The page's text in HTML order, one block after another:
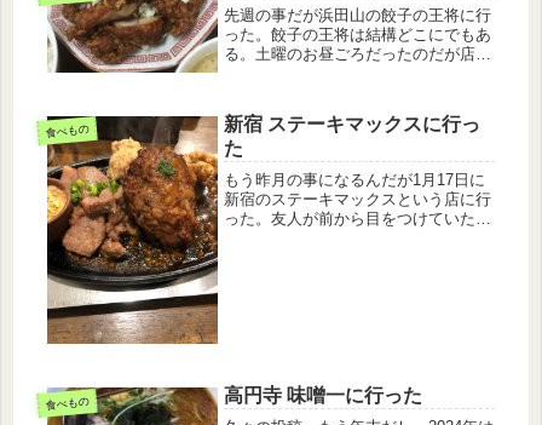
先週の事だが浜田山の餃子の王将に行
った。餃子の王将は結構どこにでもあ
る。土曜のお昼ごろだったのだが店は
円)をたのむ。カラッと揚がっていて
おいしい。味はやや甘めの味付け油...
食べもの
新宿 ステーキマックスに行っ
た
もう昨月の事になるんだが1月17日に
新宿のステーキマックスという店に行
った。友人が前から目をつけていた
食べもの 高円寺 味噌一に行った